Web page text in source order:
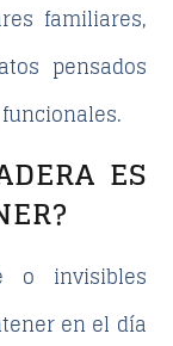
familiares,
pensados
ES
o invisibles
en el día